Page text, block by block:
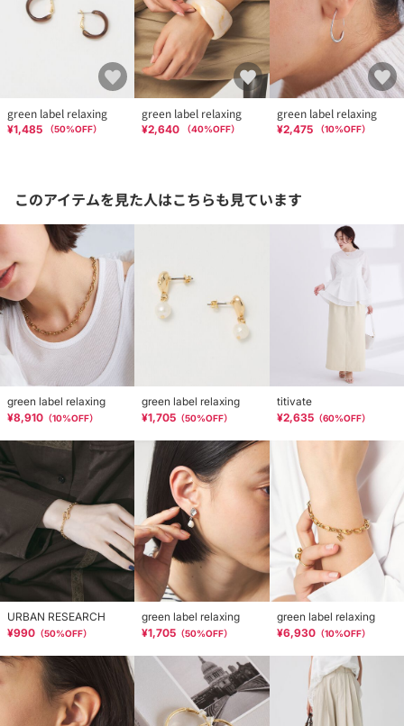
green label relaxing
¥1,485 （50%OFF）
green label relaxing
¥2,640 （40%OFF）
green label relaxing
¥2,475 （10%OFF）